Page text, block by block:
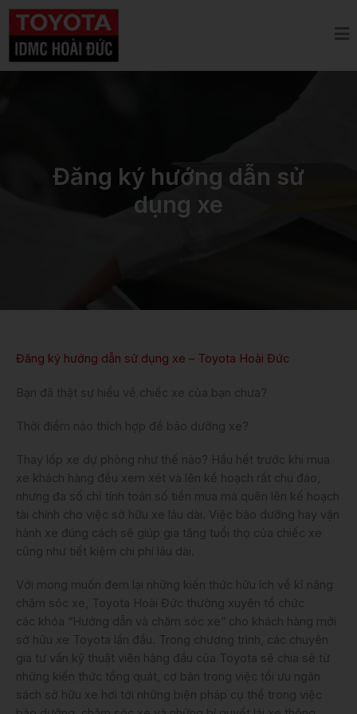
Nhảy
dung
Đăng ký hướng dẫn sử
dụng xe
Đăng ký hướng dẫn sử dụng xe – Toyota Hoài Đức
Bạn đã thật sự hiểu về chiếc xe của bạn chưa?
Thời điểm nào thích hợp để bảo dưỡng xe?
Thay lốp xe dự phòng như thế nào? Hầu hết trước khi mua
xe khách hàng đều xem xét và lên kế hoạch rất chu đáo,
nhưng đa số chỉ tính toán số tiền mua mà quên lên kế hoạch
tài chính cho việc sở hữu xe lâu dài. Việc bảo dưỡng hay vận
hành xe đúng cách sẽ giúp gia tăng tuổi thọ của chiếc xe
cũng như tiết kiệm chi phí lâu dài.
Với mong muốn đem lại những kiến thức hữu ích về kĩ năng
chăm sóc xe, Toyota Hoài Đức thường xuyên tổ chức
các khóa “Hướng dẫn và chăm sóc xe” cho khách hàng mới
sở hữu xe Toyota lần đầu. Trong chương trình, các chuyên
gia tư vấn kỹ thuật viên hàng đầu của Toyota sẽ chia sẻ từ
những kiến thức tổng quát, cơ bản trong việc tối ưu ngân
sách sở hữu xe hơi tới những biện pháp cụ thể trong việc